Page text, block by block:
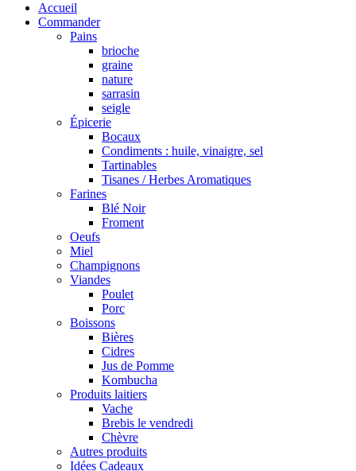
Accueil
Commander
Pains
brioche
graine
nature
sarrasin
seigle
Épicerie
Bocaux
Condiments : huile, vinaigre, sel
Tartinables
Tisanes / Herbes Aromatiques
Farines
Blé Noir
Froment
Oeufs
Miel
Champignons
Viandes
Poulet
Porc
Boissons
Bières
Cidres
Jus de Pomme
Kombucha
Produits laitiers
Vache
Brebis le vendredi
Chèvre
Autres produits
Idées Cadeaux